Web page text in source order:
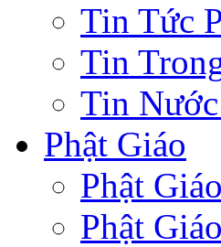
Tin Tức
Tin
Tin
Phật Giáo
Phật
Phật